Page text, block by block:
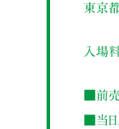
東京
入場
■前
■当